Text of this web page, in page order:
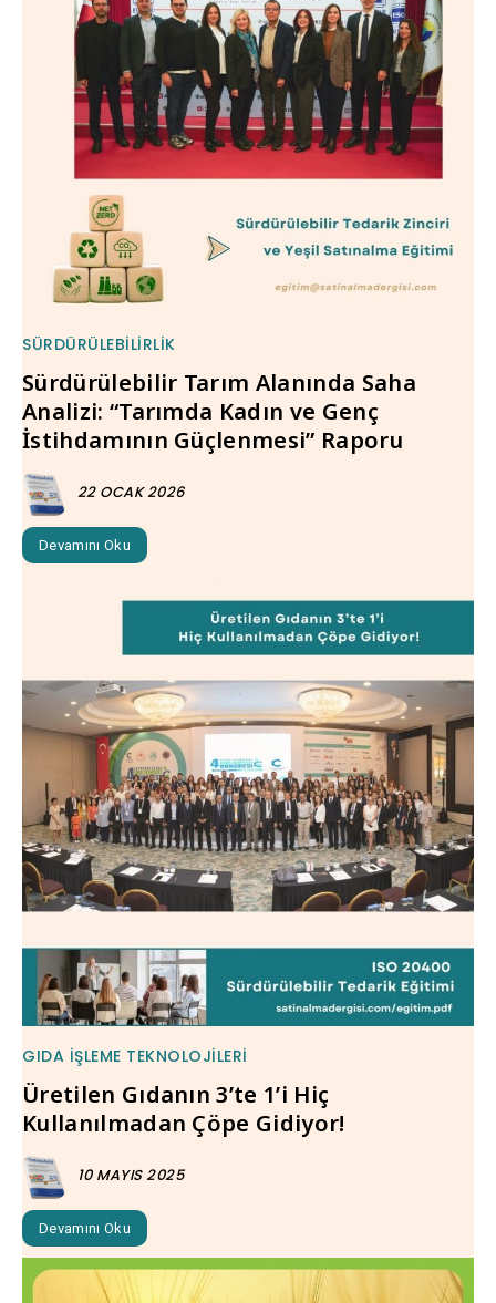
SÜRDÜRÜLEBILIRLIK
Sürdürülebilir Tarım Alanında Saha
Analizi: “Tarımda Kadın ve Genç
İstihdamının Güçlenmesi” Raporu
22 OCAK 2026
Devamını Oku
GIDA İŞLEME TEKNOLOJILERI
Üretilen Gıdanın 3’te 1’i Hiç
Kullanılmadan Çöpe Gidiyor!
10 MAYIS 2025
Devamını Oku